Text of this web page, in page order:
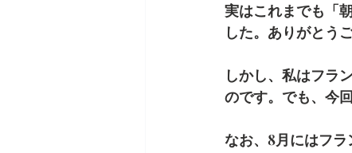
実はこれまでも「
した。ありがとう
しかし、私はフラ
のです。でも、今
なお、8月にはフラ